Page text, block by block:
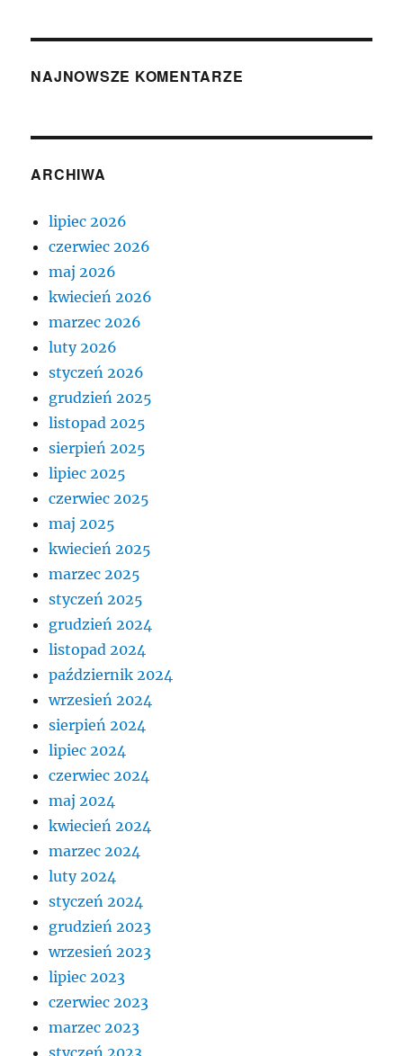
NAJNOWSZE KOMENTARZE
ARCHIWA
lipiec 2026
czerwiec 2026
maj 2026
kwiecień 2026
marzec 2026
luty 2026
styczeń 2026
grudzień 2025
listopad 2025
sierpień 2025
lipiec 2025
czerwiec 2025
maj 2025
kwiecień 2025
marzec 2025
styczeń 2025
grudzień 2024
listopad 2024
październik 2024
wrzesień 2024
sierpień 2024
lipiec 2024
czerwiec 2024
maj 2024
kwiecień 2024
marzec 2024
luty 2024
styczeń 2024
grudzień 2023
wrzesień 2023
lipiec 2023
czerwiec 2023
marzec 2023
styczeń 2023